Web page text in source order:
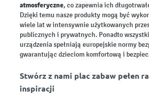
atmosferyczne, co zapewnia ich
Dzięki temu nasze produkty mogą być
wiele lat w intensywnie użytkowanych
publicznych i prywatnych. Ponadto
urządzenia spełniają europejskie normy
gwarantując dzieciom komfortową i
Stwórz z nami plac zabaw pełen
inspiracji